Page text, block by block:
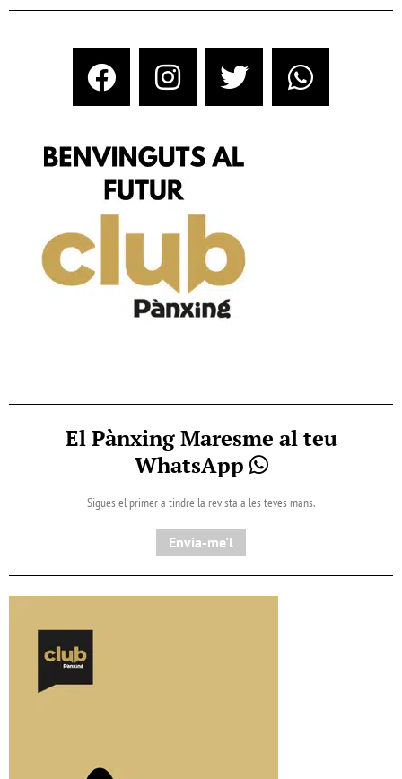
El Pànxing Maresme al teu
WhatsApp
Sigues el primer a tindre la revista a les teves mans.
Envia-me'l